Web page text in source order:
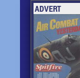
ADVERT